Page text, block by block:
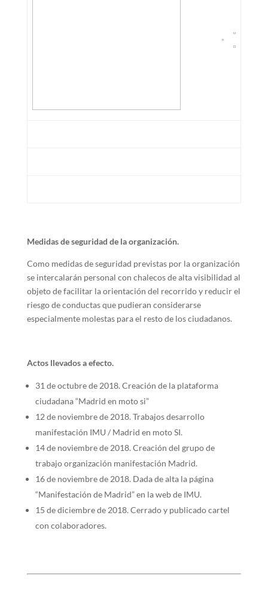
Medidas de seguridad de la organización.
Como medidas de seguridad previstas por la organización
se intercalarán personal con chalecos de alta visibilidad al
objeto de facilitar la orientación del recorrido y reducir el
riesgo de conductas que pudieran considerarse
especialmente molestas para el resto de los ciudadanos.
Actos llevados a efecto.
31 de octubre de 2018. Creación de la plataforma
ciudadana “Madrid en moto si”
12 de noviembre de 2018. Trabajos desarrollo
manifestación IMU / Madrid en moto SI.
14 de noviembre de 2018. Creación del grupo de
trabajo organización manifestación Madrid.
16 de noviembre de 2018. Dada de alta la página
“Manifestación de Madrid” en la web de IMU.
15 de diciembre de 2018. Cerrado y publicado cartel
con colaboradores.